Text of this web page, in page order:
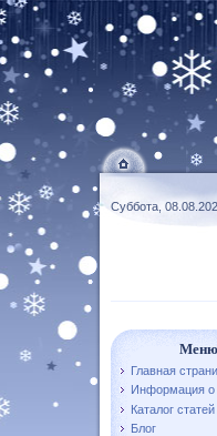
Суббота,
Меню
Главная
Информация о
Каталог статей
Блог